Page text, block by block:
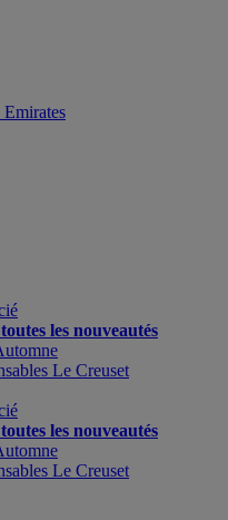
les nouveautés
Le Creuset
les nouveautés
Le Creuset